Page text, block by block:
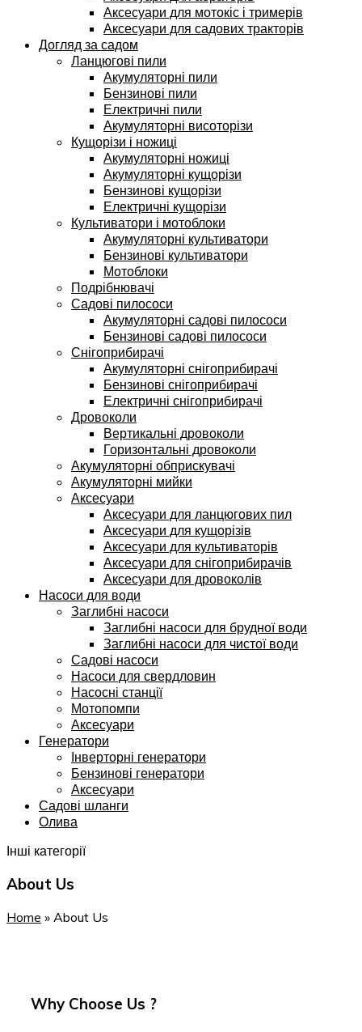
Аксесуари для мотокіс і тримерів
Аксесуари для садових тракторів
Догляд за садом
Ланцюгові пили
Акумуляторні пили
Бензинові пили
Електричні пили
Акумуляторні висоторізи
Кущорізи і ножиці
Акумуляторні ножиці
Акумуляторні кущорізи
Бензинові кущорізи
Електричні кущорізи
Культиватори і мотоблоки
Акумуляторні культиватори
Бензинові культиватори
Мотоблоки
Подрібнювачі
Садові пилососи
Акумуляторні садові пилососи
Бензинові садові пилососи
Снігоприбирачі
Акумуляторні снігоприбирачі
Бензинові снігоприбирачі
Електричні снігоприбирачі
Дровоколи
Вертикальні дровоколи
Горизонтальні дровоколи
Акумуляторні обприскувачі
Акумуляторні мийки
Аксесуари
Аксесуари для ланцюгових пил
Аксесуари для кущорізів
Аксесуари для культиваторів
Аксесуари для снігоприбирачів
Аксесуари для дровоколів
Насоси для води
Заглибні насоси
Заглибні насоси для брудної води
Заглибні насоси для чистої води
Садові насоси
Насоси для свердловин
Насосні станції
Мотопомпи
Аксесуари
Генератори
Інверторні генератори
Бензинові генератори
Аксесуари
Садові шланги
Олива
Інші категорії
About Us
Home » About Us
Why Choose Us ?